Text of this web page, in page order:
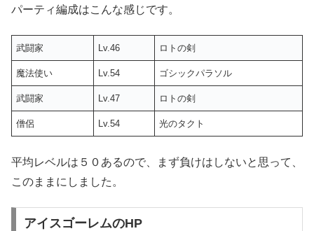
パーティ編成はこんな感じです。
武闘家 Lv.46 ロトの剣
魔法使い Lv.54 ゴシックパラソル
武闘家 Lv.47 ロトの剣
僧侶 Lv.54 光のタクト
平均レベルは５０あるので、まず負けはしないと思って、
このままにしました。
アイスゴーレムのHP